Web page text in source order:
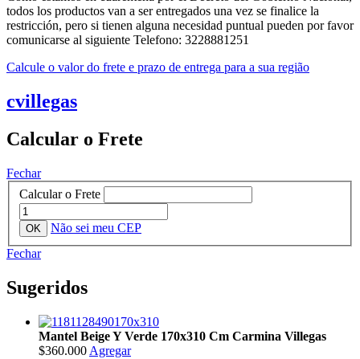
todos los productos van a ser entregados una vez se finalice la
restricción, pero si tienen alguna necesidad puntual pueden por favor
comunicarse al siguiente Telefono: 3228881251
Calcule o valor do frete e prazo de entrega para a sua região
cvillegas
Calcular o Frete
Fechar
Calcular o Frete
Não sei meu CEP
Fechar
Sugeridos
Mantel Beige Y Verde 170x310 Cm Carmina Villegas
$360.000 Agregar